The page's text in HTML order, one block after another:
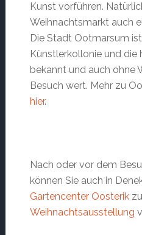
Kunst vorführen.
Weihnachtsmarkt auch
Die Stadt Ootmarsum
Künstlerkollonie und die
bekannt und auch ohne
Besuch wert. Mehr zu
hier.
Nach oder vor dem
können Sie auch in
Gartencenter Oosterik
Weihnachtsausstellung